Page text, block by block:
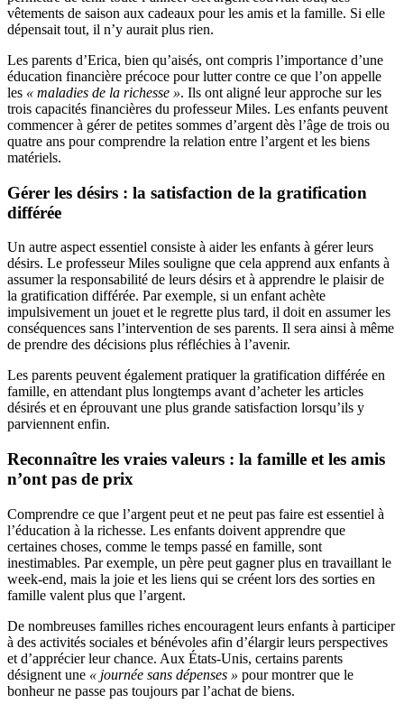
vêtements de saison aux cadeaux pour les amis et la famille. Si elle
dépensait tout, il n’y aurait plus rien.
Les parents d’Erica, bien qu’aisés, ont compris l’importance d’une
éducation financière précoce pour lutter contre ce que l’on appelle
les « maladies de la richesse ». Ils ont aligné leur approche sur les
trois capacités financières du professeur Miles. Les enfants peuvent
commencer à gérer de petites sommes d’argent dès l’âge de trois ou
quatre ans pour comprendre la relation entre l’argent et les biens
matériels.
Gérer les désirs : la satisfaction de la gratification
différée
Un autre aspect essentiel consiste à aider les enfants à gérer leurs
désirs. Le professeur Miles souligne que cela apprend aux enfants à
assumer la responsabilité de leurs désirs et à apprendre le plaisir de
la gratification différée. Par exemple, si un enfant achète
impulsivement un jouet et le regrette plus tard, il doit en assumer les
conséquences sans l’intervention de ses parents. Il sera ainsi à même
de prendre des décisions plus réfléchies à l’avenir.
Les parents peuvent également pratiquer la gratification différée en
famille, en attendant plus longtemps avant d’acheter les articles
désirés et en éprouvant une plus grande satisfaction lorsqu’ils y
parviennent enfin.
Reconnaître les vraies valeurs : la famille et les amis
n’ont pas de prix
Comprendre ce que l’argent peut et ne peut pas faire est essentiel à
l’éducation à la richesse. Les enfants doivent apprendre que
certaines choses, comme le temps passé en famille, sont
inestimables. Par exemple, un père peut gagner plus en travaillant le
week-end, mais la joie et les liens qui se créent lors des sorties en
famille valent plus que l’argent.
De nombreuses familles riches encouragent leurs enfants à participer
à des activités sociales et bénévoles afin d’élargir leurs perspectives
et d’apprécier leur chance. Aux États-Unis, certains parents
désignent une « journée sans dépenses » pour montrer que le
bonheur ne passe pas toujours par l’achat de biens.